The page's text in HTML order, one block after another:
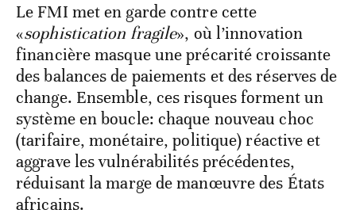
Le FMI met en garde contre cette
«sophistication fragile», où l’innovation
financière masque une précarité croissante
des balances de paiements et des réserves de
change. Ensemble, ces risques forment un
système en boucle: chaque nouveau choc
(tarifaire, monétaire, politique) réactive et
aggrave les vulnérabilités précédentes,
réduisant la marge de manœuvre des États
africains.